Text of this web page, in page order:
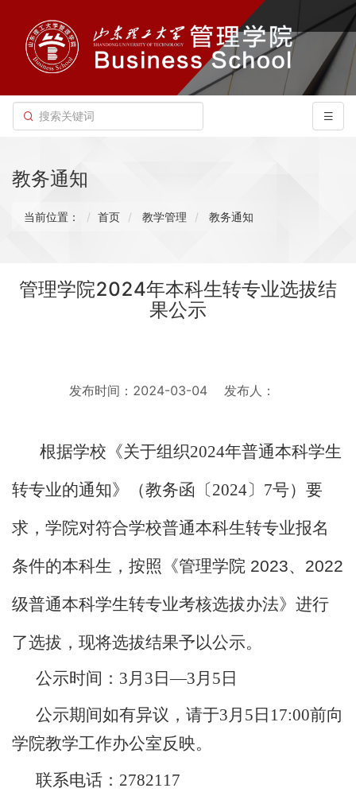
教务通知
当前位置： 首页 教学管理 教务通知
管理学院2024年本科生转专业选拔结
果公示
发布时间：2024-03-04 发布人：
根据学校《关于组织2024年普通本科学生
转专业的通知》（教务函〔2024〕7号）要
求，学院对符合学校普通本科生转专业报名
条件的本科生，按照《管理学院 2023、 2022
级普通本科学生转专业考核选拔办法》进行
了选拔，现将选拔结果予以公示。
公示时间：3月3日—3月5日
公示期间如有异议，请于3月5日17:00前向
学院教学工作办公室反映。
联系电话：2782117